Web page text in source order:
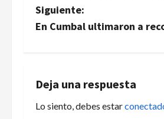
a
v
g
a
Siguiente:
En Cumbal ultimaron a
Deja una respuesta
Lo siento, debes estar